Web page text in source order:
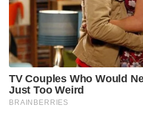
Tags: एनबीए डेनवर
लॉस एंजिल्स लेकर्स